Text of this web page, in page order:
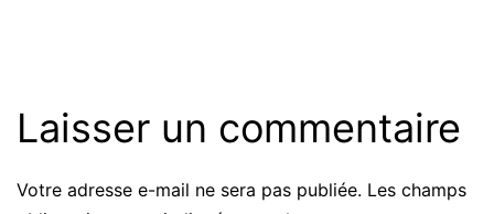
Laisser un commentaire
Votre adresse e-mail ne sera pas publiée. Les champs